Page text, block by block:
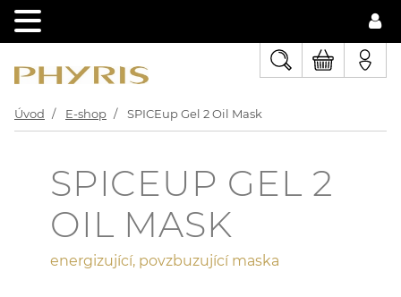
Úvod E-shop SPICEup Gel 2 Oil Mask
SPICEUP GEL 2
OIL MASK
energizující, povzbuzující maska